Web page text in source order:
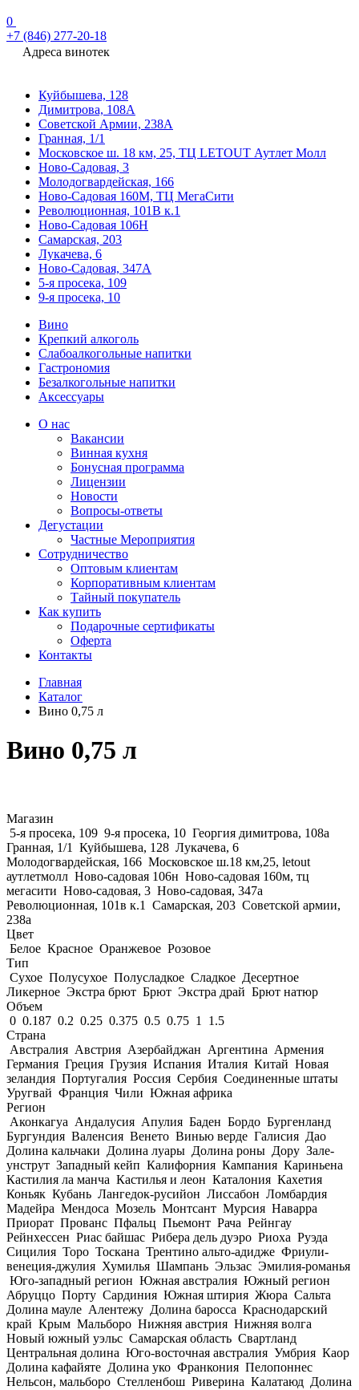
0
+7 (846) 277-20-18
Адреса винотек
Куйбышева, 128
Димитрова, 108А
Советской Армии, 238А
Гранная, 1/1
Московское ш. 18 км, 25, ТЦ LETOUT Аутлет Молл
Ново-Садовая, 3
Молодогвардейская, 166
Ново-Садовая 160М, ТЦ МегаСити
Революционная, 101В к.1
Ново-Садовая 106Н
Самарская, 203
Лукачева, 6
Ново-Садовая, 347А
5-я просека, 109
9-я просека, 10
Вино
Крепкий алкоголь
Слабоалкогольные напитки
Гастрономия
Безалкогольные напитки
Аксессуары
О нас
Вакансии
Винная кухня
Бонусная программа
Лицензии
Новости
Вопросы-ответы
Дегустации
Частные Мероприятия
Сотрудничество
Оптовым клиентам
Корпоративным клиентам
Тайный покупатель
Как купить
Подарочные сертификаты
Оферта
Контакты
Главная
Каталог
Вино 0,75 л
Вино 0,75 л
Магазин
5-я просека, 109 9-я просека, 10 Георгия димитрова, 108а
Гранная, 1/1
Куйбышева, 128 Лукачева, 6
Молодогвардейская, 166 Московское ш.18 км,25, letout
аутлетмолл Ново-садовая 106н Ново-садовая 160м, тц
мегасити Ново-садовая, 3 Ново-садовая, 347а
Революционная, 101в к.1
Самарская, 203 Советской армии,
238а
Цвет
Белое Красное Оранжевое Розовое
Тип
Сухое Полусухое Полусладкое Сладкое Десертное
Ликерное Экстра брют Брют Экстра драй Брют натюр
Объем
0 0.187 0.2 0.25 0.375 0.5 0.75 1
1.5
Страна
Австралия Австрия Азербайджан Аргентина Армения
Германия Греция Грузия Испания Италия Китай Новая
зеландия Португалия Россия Сербия Соединенные штаты
Уругвай Франция Чили Южная африка
Регион
Аконкагуа Андалусия Апулия Баден Бордо Бургенланд
Бургундия Валенсия Венето Винью верде Галисия Дао
Долина кальчаки Долина луары Долина роны Дору Зале-
унструт Западный кейп Калифорния Кампания Кариньена
Кастилия ла манча Кастилья и леон Каталония Кахетия
Коньяк Кубань Лангедок-русийон Лиссабон Ломбардия
Мадейра Мендоса Мозель Монтсант Мурсия Наварра
Приорат Прованс Пфальц Пьемонт Рача Рейнгау
Рейнхессен Риас байшас Рибера дель дуэро Риоха Руэда
Сицилия Торо Тоскана Трентино альто-адидже Фриули-
венеция-джулия Хумилья Шампань Эльзас Эмилия-романья
Юго-западный регион Южная австралия Южный регион
Абруццо Порту Сардиния Южная штирия Жюра Сальта
Долина мауле Алентежу Долина баросса Краснодарский
край Крым Мальборо Нижняя австрия Нижняя волга
Новый южный уэльс Самарская область Свартланд
Центральная долина Юго-восточная австралия Умбрия Каор
Долина кафайяте Долина уко Франкония Пелопоннес
Нельсон, мальборо Стелленбош Риверина Калатаюд Долина